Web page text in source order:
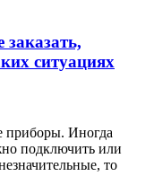
заказать,
ситуациях
приборы. Иногда
подключить или
то